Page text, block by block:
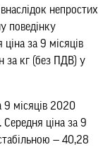
непростих
поведінку
за 9 місяців
за кг (без ПДВ) у
9 місяців 2020
Середня ціна за 9
— 40,28